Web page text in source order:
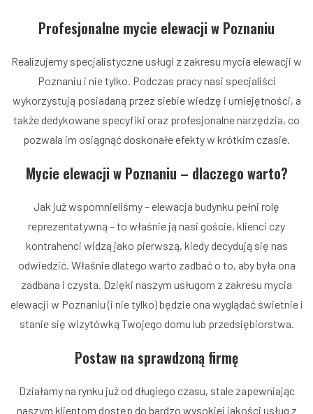
Profesjonalne mycie elewacji w Poznaniu
Realizujemy specjalistyczne usługi z zakresu mycia elewacji w
Poznaniu i nie tylko. Podczas pracy nasi specjaliści
wykorzystują posiadaną przez siebie wiedzę i umiejętności, a
także dedykowane specyfiki oraz profesjonalne narzędzia, co
pozwala im osiągnąć doskonałe efekty w krótkim czasie.
Mycie elewacji w Poznaniu – dlaczego warto?
Jak już wspomnieliśmy – elewacja budynku pełni rolę
reprezentatywną – to właśnie ją nasi goście, klienci czy
kontrahenci widzą jako pierwszą, kiedy decydują się nas
odwiedzić. Właśnie dlatego warto zadbać o to, aby była ona
zadbana i czysta. Dzięki naszym usługom z zakresu mycia
elewacji w Poznaniu (i nie tylko) będzie ona wyglądać świetnie i
stanie się wizytówką Twojego domu lub przedsiębiorstwa.
Postaw na sprawdzoną firmę
Działamy na rynku już od długiego czasu, stale zapewniając
naszym klientom dostęp do bardzo wysokiej jakości usług z